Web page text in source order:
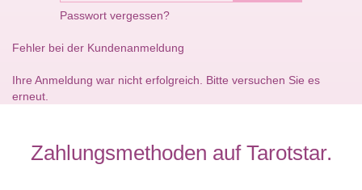
Passwort vergessen?
Fehler bei der Kundenanmeldung
Ihre Anmeldung war nicht erfolgreich. Bitte versuchen Sie es
erneut.
Zahlungsmethoden auf Tarotstar.